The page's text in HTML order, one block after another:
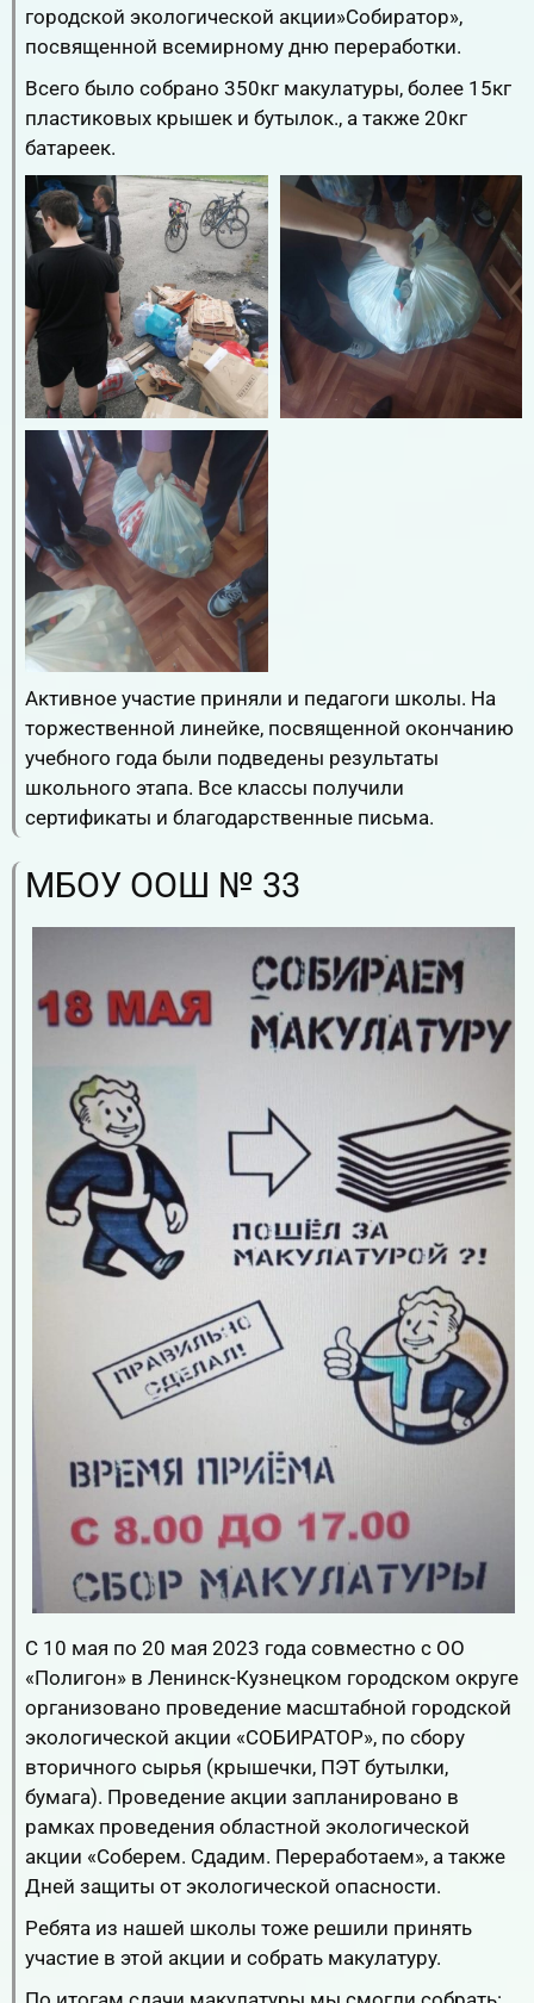
городской экологической акции»Собиратор»,
посвященной всемирному дню переработки.
Всего было собрано 350кг макулатуры, более 15кг
пластиковых крышек и бутылок., а также 20кг
батареек.
Активное участие приняли и педагоги школы. На
торжественной линейке, посвященной окончанию
учебного года были подведены результаты
школьного этапа. Все классы получили
сертификаты и благодарственные письма.
МБОУ ООШ № 33
С 10 мая по 20 мая 2023 года совместно с ОО
«Полигон» в Ленинск-Кузнецком городском округе
организовано проведение масштабной городской
экологической акции «СОБИРАТОР», по сбору
вторичного сырья (крышечки, ПЭТ бутылки,
бумага). Проведение акции запланировано в
рамках проведения областной экологической
акции «Соберем. Сдадим. Переработаем», а также
Дней защиты от экологической опасности.
Ребята из нашей школы тоже решили принять
участие в этой акции и собрать макулатуру.